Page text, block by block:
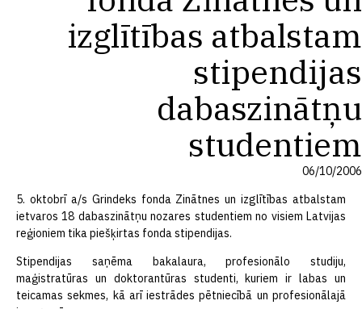
izglītības atbalstam
stipendijas
dabaszinātņu
studentiem
06/10/2006
5. oktobrī a/s Grindeks fonda Zinātnes un izglītības atbalstam
ietvaros 18 dabaszinātņu nozares studentiem no visiem Latvijas
reģioniem tika piešķirtas fonda stipendijas.
Stipendijas saņēma bakalaura, profesionālo studiju,
maģistratūras un doktorantūras studenti, kuriem ir labas un
teicamas sekmes, kā arī iestrādes pētniecībā un profesionālajā